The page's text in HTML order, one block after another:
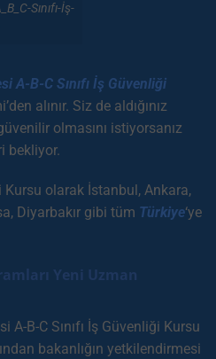
Sınıfı-İş-
A-B-C Sınıfı İş Güvenliği
alınır. Siz de aldığınız
olmasını istiyorsanız
bekliyor.
Kursu olarak İstanbul, Ankara,
Diyarbakır gibi tüm Türkiye‘ye
Yeni Uzman
B-C Sınıfı İş Güvenliği Kursu
bakanlığın yetkilendirmesi